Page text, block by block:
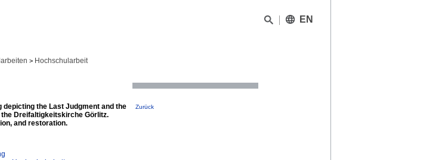
EN
> Hochschularbeit
depicting the Last Judgment and the
the Dreifaltigkeitskirche Görlitz.
and restoration.
Zurück